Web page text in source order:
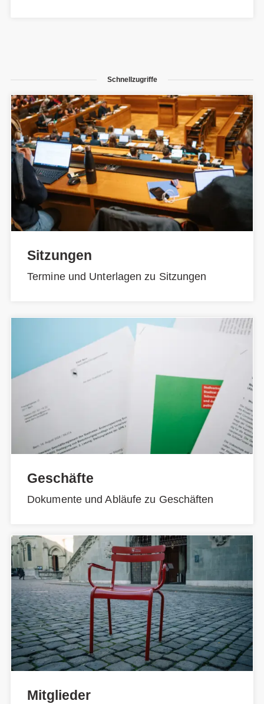
Schnellzugriffe
Sitzungen
Termine und Unterlagen zu Sitzungen
Geschäfte
Dokumente und Abläufe zu Geschäften
Mitglieder